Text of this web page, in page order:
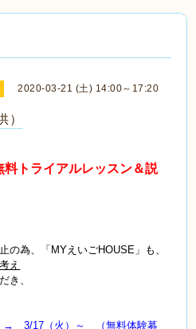
2020-03-21 (土) 14:00～17:20
）
料トライアルレッスン＆説
の為、「MYえいごHOUSE」も、
え
き、
3/17（火）～ （無料体験募